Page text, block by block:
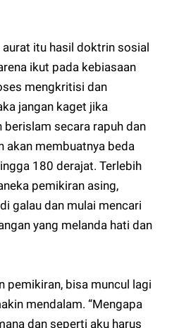
itu hasil doktrin sosial
ikut pada kebiasaan
mengkritisi dan
jangan kaget jika
secara rapuh dan
akan membuatnya beda
180 derajat. Terlebih
pemikiran asing,
galau dan mulai mencari
yang melanda hati dan
pemikiran, bisa muncul lagi
mendalam. “Mengapa
dan seperti aku harus